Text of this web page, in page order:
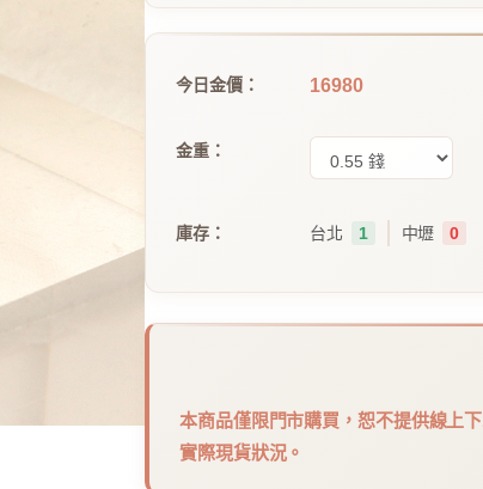
今日金價： 16980
金重：
庫存： 台北 1 中壢 0
本商品僅限門市購買，恕不提供線上
實際現貨狀況。